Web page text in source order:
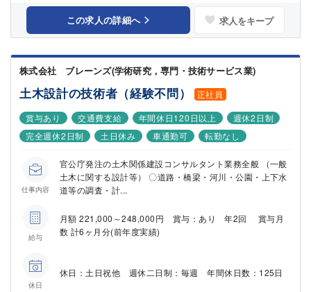
この求人の詳細へ 求人をキープ
株式会社 ブレーンズ(学術研究，専門・技術サービス業)
土木設計の技術者（経験不問）
正社員
賞与あり
交通費支給 年間休日120日以上
週休2日制
完全週休2日制
土日休み 車通勤可 転勤なし
仕事内容
官公庁発注の土木関係建設コンサルタント業務全般 （一般
土木に関する設計等） 〇道路・橋梁・河川・公園・上下水
道等の調査・計...
給与
月額 221,000～248,000円 賞与：あり 年2回 賞与月
数 計6ヶ月分(前年度実績)
休日
休日：土日祝他 週休二日制：毎週 年間休日数：125日